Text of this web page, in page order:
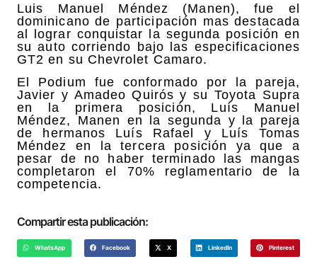
Luis Manuel Méndez (Manen), fue el
dominicano de participación mas destacada
al lograr conquistar la segunda posición en
su auto corriendo bajo las especificaciones
GT2 en su Chevrolet Camaro.
El Podium fue conformado por la pareja,
Javier y Amadeo Quirós y su Toyota Supra
en la primera posición, Luís Manuel
Méndez, Manen en la segunda y la pareja
de hermanos Luís Rafael y Luís Tomas
Méndez en la tercera posición ya que a
pesar de no haber terminado las mangas
completaron el 70% reglamentario de la
competencia.
Compartir esta publicación:
WhatsApp Facebook X LinkedIn Pinterest